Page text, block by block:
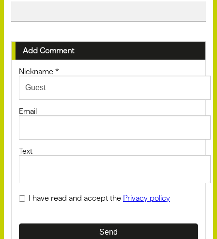
Add Comment
Nickname *
Email
Text
I have read and accept the Privacy policy
Send